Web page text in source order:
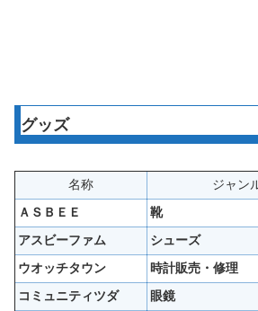
グッズ
名称 ジャン
ＡＳＢＥＥ 靴
アスビーファム シューズ
ウオッチタウン 時計販売・修理
コミュニティツダ 眼鏡